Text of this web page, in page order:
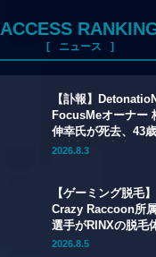
ACCESS
ニュース
【訃報】DetonatioN
FocusMeオーナー
伸幸氏が死去、43
国内初の給与制eス
2026.8.3
【ゲーミング脱毛】
Crazy Raccoon所属
選手がRINXの脱毛
語る——インタビュ
2026.8.5